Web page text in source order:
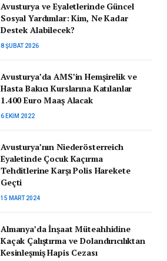
Avusturya ve Eyaletlerinde Güncel
Sosyal Yardımlar: Kim, Ne Kadar
Destek Alabilecek?
8 ŞUBAT 2026
Avusturya’da AMS’in Hemşirelik ve
Hasta Bakıcı Kurslarına Katılanlar
1.400 Euro Maaş Alacak
6 EKIM 2022
Avusturya’nın Niederösterreich
Eyaletinde Çocuk Kaçırma
Tehditlerine Karşı Polis Harekete
Geçti
15 MART 2024
Almanya’da İnşaat Müteahhidine
Kaçak Çalıştırma ve Dolandırıcılıktan
Kesinleşmiş Hapis Cezası